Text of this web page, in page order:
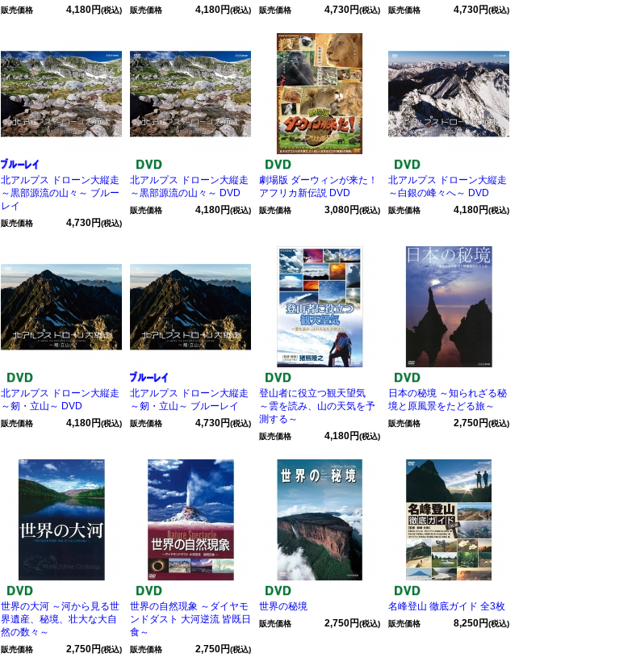
販売価格 4,180円(税込) 販売価格 4,180円(税込) 販売価格 4,730円(税込) 販売価格 4,730円(税込)
北アルプス ドローン大縦走
～黒部源流の山々～ ブルー
レイ
販売価格 4,730円(税込)
北アルプス ドローン大縦走
～黒部源流の山々～ DVD
販売価格 4,180円(税込)
劇場版 ダーウィンが来た！
アフリカ新伝説 DVD
販売価格 3,080円(税込)
北アルプス ドローン大縦走
～白銀の峰々へ～ DVD
販売価格 4,180円(税込)
北アルプス ドローン大縦走
～剱・立山～ DVD
販売価格 4,180円(税込)
北アルプス ドローン大縦走
～剱・立山～ ブルーレイ
販売価格 4,730円(税込)
登山者に役立つ観天望気
～雲を読み、山の天気を予
測する～
販売価格 4,180円(税込)
日本の秘境 ～知られざる秘
境と原風景をたどる旅～
販売価格 2,750円(税込)
世界の大河 ～河から見る世
界遺産、秘境、壮大な大自
然の数々～
販売価格 2,750円(税込)
世界の自然現象 ～ダイヤモ
ンドダスト 大河逆流 皆既日
食～
販売価格 2,750円(税込)
世界の秘境
販売価格 2,750円(税込)
名峰登山 徹底ガイド 全3枚
販売価格 8,250円(税込)